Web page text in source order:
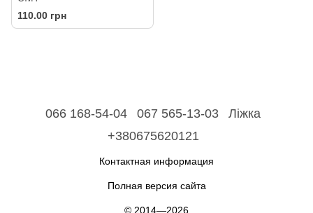
110.00 грн
066 168-54-04 067 565-13-03
Ліжка
+380675620121
Контактная информация
Полная версия сайта
© 2014—2026